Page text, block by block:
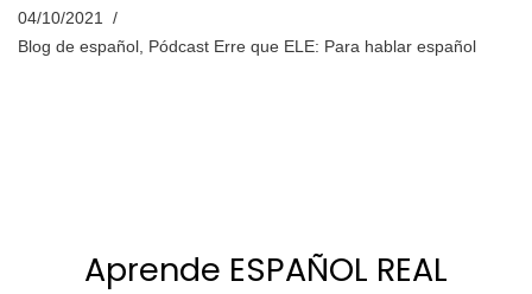
04/10/2021
Blog de español , Pódcast Erre que ELE: Para hablar español
Aprende ESPAÑOL REAL